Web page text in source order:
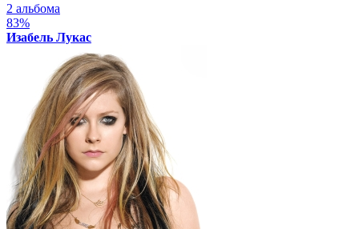
2 альбома
83%
Изабель Лукас